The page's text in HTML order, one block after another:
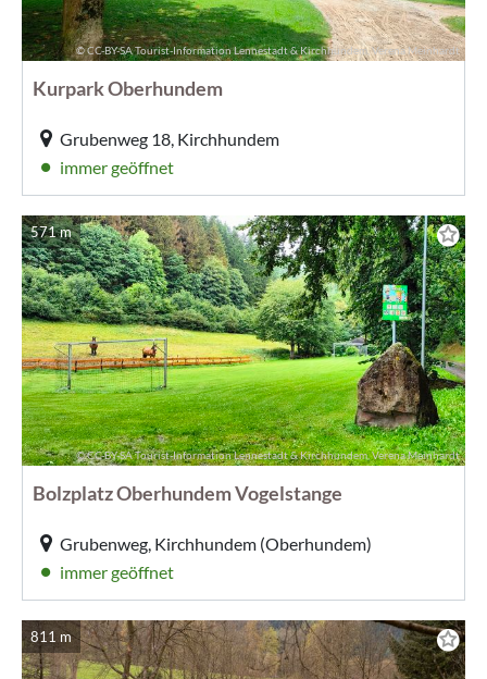
© CC-BY-SA Tourist-Information Lennestadt & Kirchhundem, Verena Meinhardt
Kurpark Oberhundem
Grubenweg 18, Kirchhundem
immer geöffnet
© CC-BY-SA Tourist-Information Lennestadt & Kirchhundem, Verena Meinhardt
571 m
Bolzplatz Oberhundem Vogelstange
Grubenweg, Kirchhundem (Oberhundem)
immer geöffnet
811 m